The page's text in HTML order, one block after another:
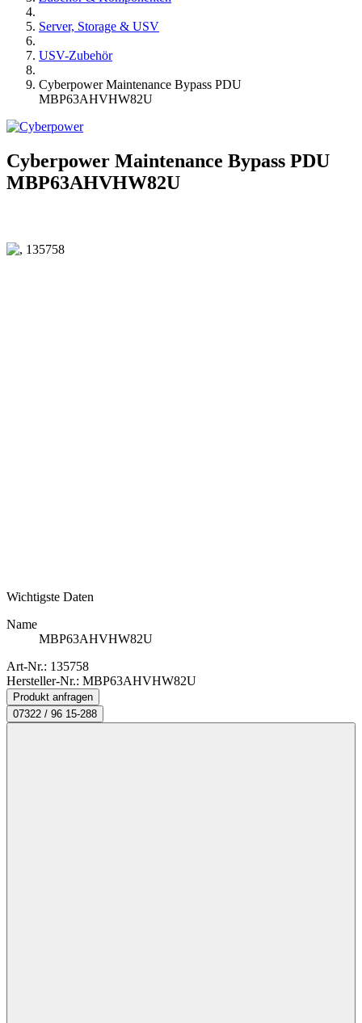
Server, Storage & USV
USV-Zubehör
Cyberpower Maintenance Bypass PDU
MBP63AHVHW82U
Cyberpower Maintenance Bypass PDU
MBP63AHVHW82U
Wichtigste Daten
Name
MBP63AHVHW82U
Art-Nr.: 135758
Hersteller-Nr.: MBP63AHVHW82U
Produkt anfragen
07322 / 96 15-288